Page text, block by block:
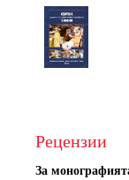
Рецензии
За